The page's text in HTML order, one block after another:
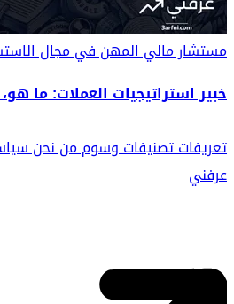
مستشار ماليالمهن في مجال
خبير استراتيجيات العملات: ما
تعريفاتتصنيفاتوسوممن نحن
عرفني